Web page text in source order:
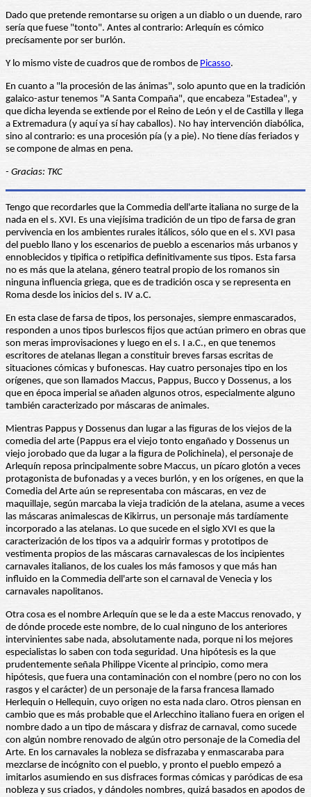
Dado que pretende remontarse su origen a un diablo o un duende, raro
sería que fuese "tonto". Antes al contrario: Arlequín es cómico
precísamente por ser burlón.
Y lo mismo viste de cuadros que de rombos de Picasso.
En cuanto a "la procesión de las ánimas", solo apunto que en la tradición
galaico-astur tenemos "A Santa Compaña", que encabeza "Estadea", y
que dicha leyenda se extiende por el Reino de León y el de Castilla y llega
a Extremadura (y aquí ya sí hay caballos). No hay intervención diabólica,
sino al contrario: es una procesión pía (y a pie). No tiene días feriados y
se compone de almas en pena.
- Gracias: TKC
Tengo que recordarles que la Commedia dell'arte italiana no surge de la
nada en el s. XVI. Es una viejísima tradición de un tipo de farsa de gran
pervivencia en los ambientes rurales itálicos, sólo que en el s. XVI pasa
del pueblo llano y los escenarios de pueblo a escenarios más urbanos y
ennoblecidos y tipifica o retipifica definitivamente sus tipos. Esta farsa
no es más que la atelana, género teatral propio de los romanos sin
ninguna influencia griega, que es de tradición osca y se representa en
Roma desde los inicios del s. IV a.C.
En esta clase de farsa de tipos, los personajes, siempre enmascarados,
responden a unos tipos burlescos fijos que actúan primero en obras que
son meras improvisaciones y luego en el s. I a.C., en que tenemos
escritores de atelanas llegan a constituir breves farsas escritas de
situaciones cómicas y bufonescas. Hay cuatro personajes tipo en los
orígenes, que son llamados Maccus, Pappus, Bucco y Dossenus, a los
que en época imperial se añaden algunos otros, especialmente alguno
también caracterizado por máscaras de animales.
Mientras Pappus y Dossenus dan lugar a las figuras de los viejos de la
comedia del arte (Pappus era el viejo tonto engañado y Dossenus un
viejo jorobado que da lugar a la figura de Polichinela), el personaje de
Arlequín reposa principalmente sobre Maccus, un pícaro glotón a veces
protagonista de bufonadas y a veces burlón, y en los orígenes, en que la
Comedia del Arte aún se representaba con máscaras, en vez de
maquillaje, según marcaba la vieja tradición de la atelana, asume a veces
las máscaras animalescas de Kikirrus, un personaje más tardíamente
incorporado a las atelanas. Lo que sucede en el siglo XVI es que la
caracterización de los tipos va a adquirir formas y prototipos de
vestimenta propios de las máscaras carnavalescas de los incipientes
carnavales italianos, de los cuales los más famosos y que más han
influido en la Commedia dell'arte son el carnaval de Venecia y los
carnavales napolitanos.
Otra cosa es el nombre Arlequín que se le da a este Maccus renovado, y
de dónde procede este nombre, de lo cual ninguno de los anteriores
intervinientes sabe nada, absolutamente nada, porque ni los mejores
especialistas lo saben con toda seguridad. Una hipótesis es la que
prudentemente señala Philippe Vicente al principio, como mera
hipótesis, que fuera una contaminación con el nombre (pero no con los
rasgos y el carácter) de un personaje de la farsa francesa llamado
Herlequin o Hellequin, cuyo origen no esta nada claro. Otros piensan en
cambio que es más probable que el Arlecchino italiano fuera en origen el
nombre dado a un tipo de máscara y disfraz de carnaval, como sucede
con algún nombre renovado de algún otro personaje de la Comedia del
Arte. En los carnavales la nobleza se disfrazaba y enmascaraba para
mezclarse de incógnito con el pueblo, y pronto el pueblo empezó a
imitarlos asumiendo en sus disfraces formas cómicas y paródicas de esa
nobleza y sus criados, y dándoles nombres, quizá basados en apodos de